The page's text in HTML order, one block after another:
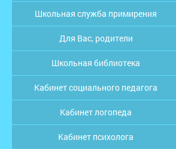
Школьная служба примирения
Для Вас, родители
Школьная библиотека
Кабинет социального педагога
Кабинет логопеда
Кабинет психолога